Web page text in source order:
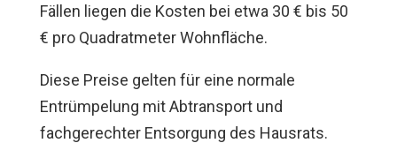
Fällen liegen die Kosten bei etwa 30 € bis 50
€ pro Quadratmeter Wohnfläche.
Diese Preise gelten für eine normale
Entrümpelung mit Abtransport und
fachgerechter Entsorgung des Hausrats.